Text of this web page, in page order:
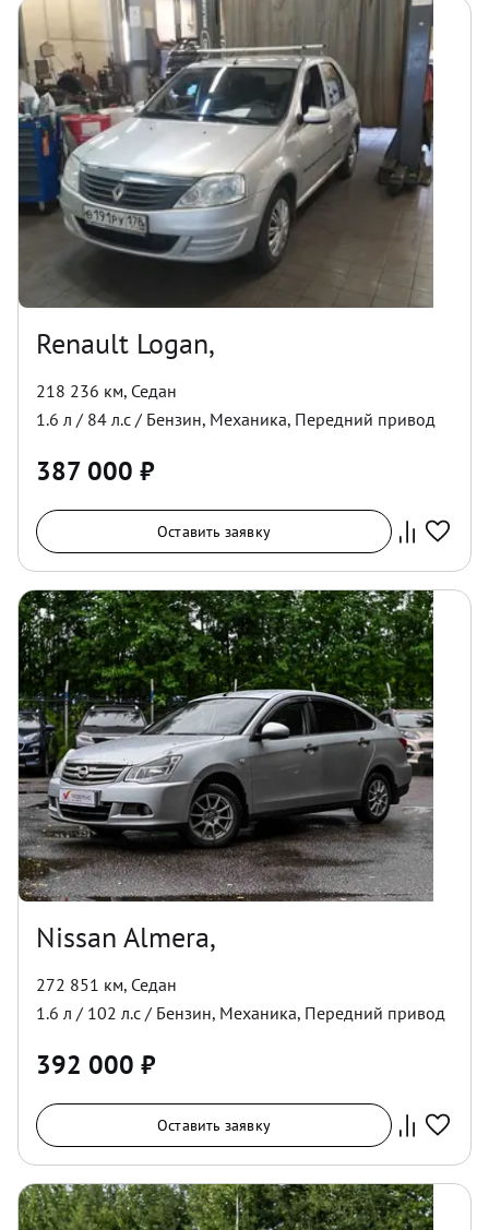
Renault Logan,
218 236 км, Седан
1.6 л / 84 л.с / Бензин, Механика, Передний привод
387 000 ₽
Оставить заявку
Nissan Almera,
272 851 км, Седан
1.6 л / 102 л.с / Бензин, Механика, Передний привод
392 000 ₽
Оставить заявку